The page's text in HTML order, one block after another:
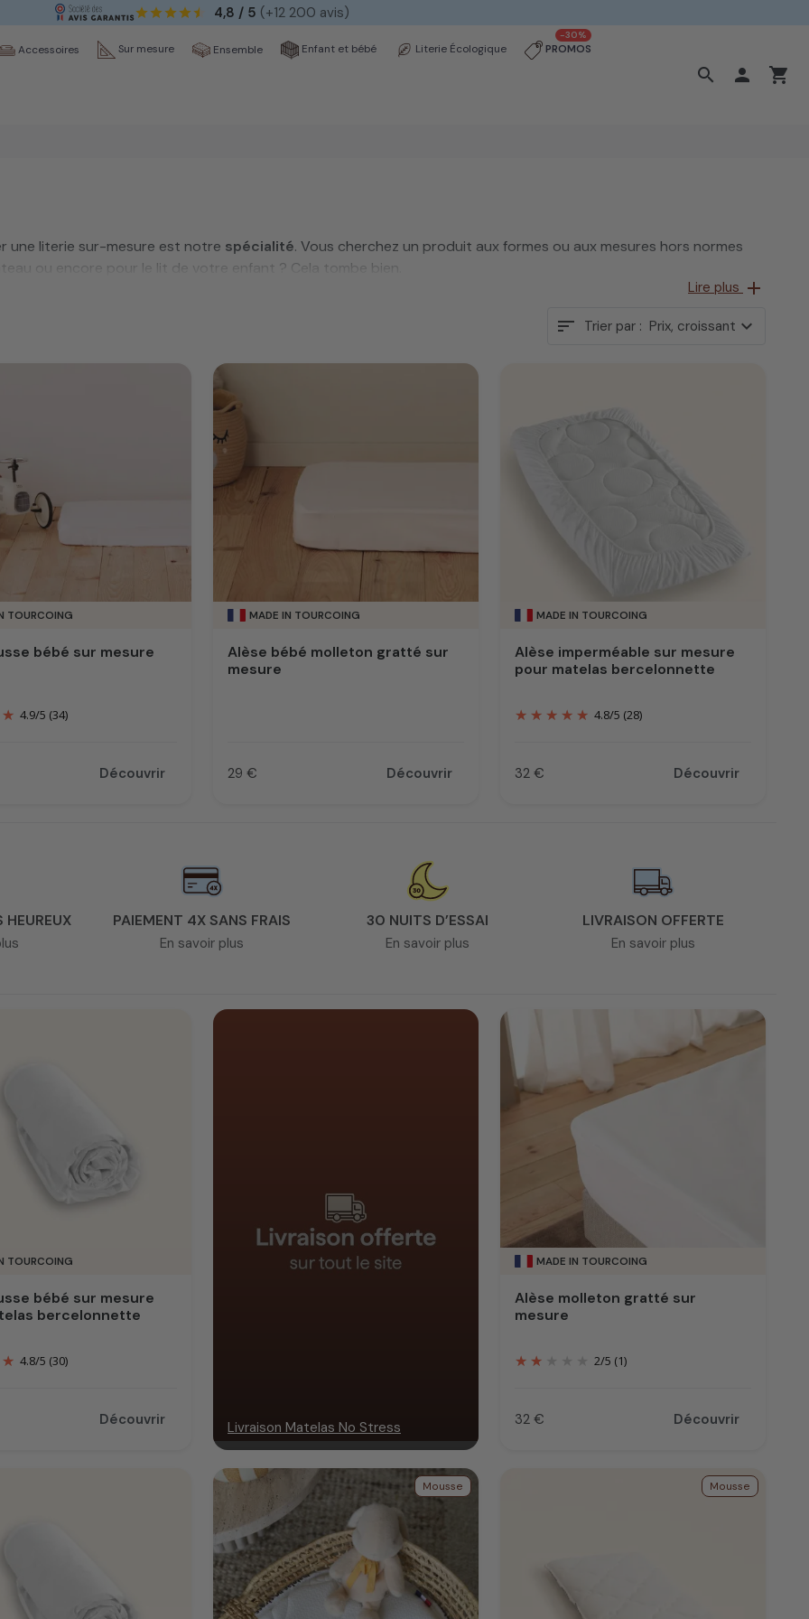
4,8 / 5 (+12 200 avis)
Accessoires Sur mesure Ensemble Enfant et bébé Literie Écologique PROMOS
-30%
search  shopping_cart
une literie sur-mesure est notre spécialité. Vous cherchez un produit aux formes ou aux mesures hors normes
ou encore pour le lit de votre enfant ? Cela tombe bien.
mesure ? Tout simplement parce que nous possédons notre propre
, à Tourcoing dans le
parfaitement à votre besoin.
vous, des dimensions à la livraison.
et savoir-faire depuis Tourcoing.
dans sa réalisation de A à Z ? Dites-nous tout sur votre projet
Lire plus add
sort Trier par : Prix, croissant expand_more
TOURCOING
bébé sur mesure
4.9/5 (34)
Découvrir
MADE IN TOURCOING
Alèse bébé molleton gratté sur
mesure
Prix
29 € Découvrir
MADE IN TOURCOING
Alèse imperméable sur mesure
pour matelas bercelonnette
4.8/5 (28)
Prix
32 € Découvrir
PAIEMENT 4X SANS FRAIS
En savoir plus
30 NUITS D’ESSAI
En savoir plus
LIVRAISON OFFERTE
En savoir plus
TOURCOING
bébé sur mesure
bercelonnette
4.8/5 (30)
Découvrir Livraison Matelas No Stress
MADE IN TOURCOING
Alèse molleton gratté sur
mesure
2/5 (1)
Prix
32 € Découvrir
Mousse Mousse